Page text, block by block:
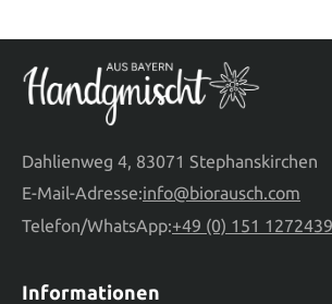
Dahlienweg 4, 83071 Stephanskirchen
E-Mail-Adresse:info@biorausch.com
Telefon/WhatsApp:+49 (0) 151
Informationen